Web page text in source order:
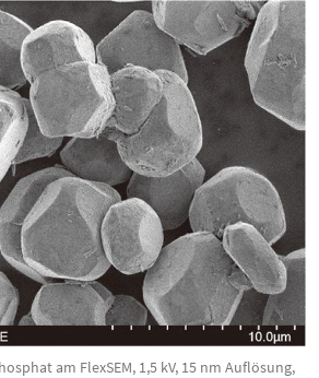
am FlexSEM, 1,5 kV, 15 nm Auflösung,